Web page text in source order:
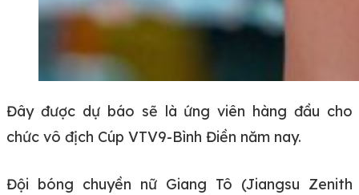
Đây được dự báo sẽ là ứng viên hàng đầu cho
chức vô địch Cúp VTV9-Bình Điền năm nay.
Đội bóng chuyền nữ Giang Tô (Jiangsu Zenith